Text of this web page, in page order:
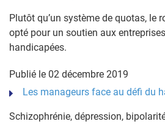
Plutôt qu’un système de quotas, le
opté pour un soutien aux
handicapées.
Publié le 02 décembre 2019
Les manageurs face au défi du
Schizophrénie, dépression,